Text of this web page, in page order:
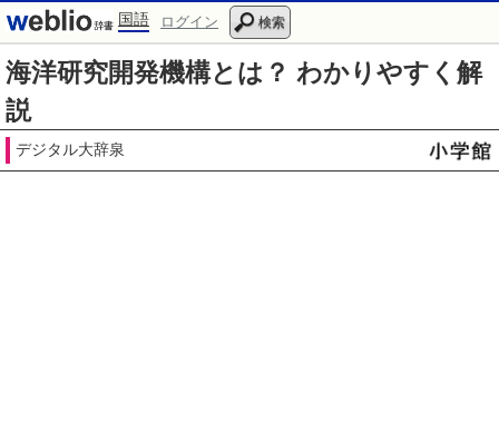
国語 ログイン 検索
海洋研究開発機構とは？ わかりやすく解
説
デジタル大辞泉